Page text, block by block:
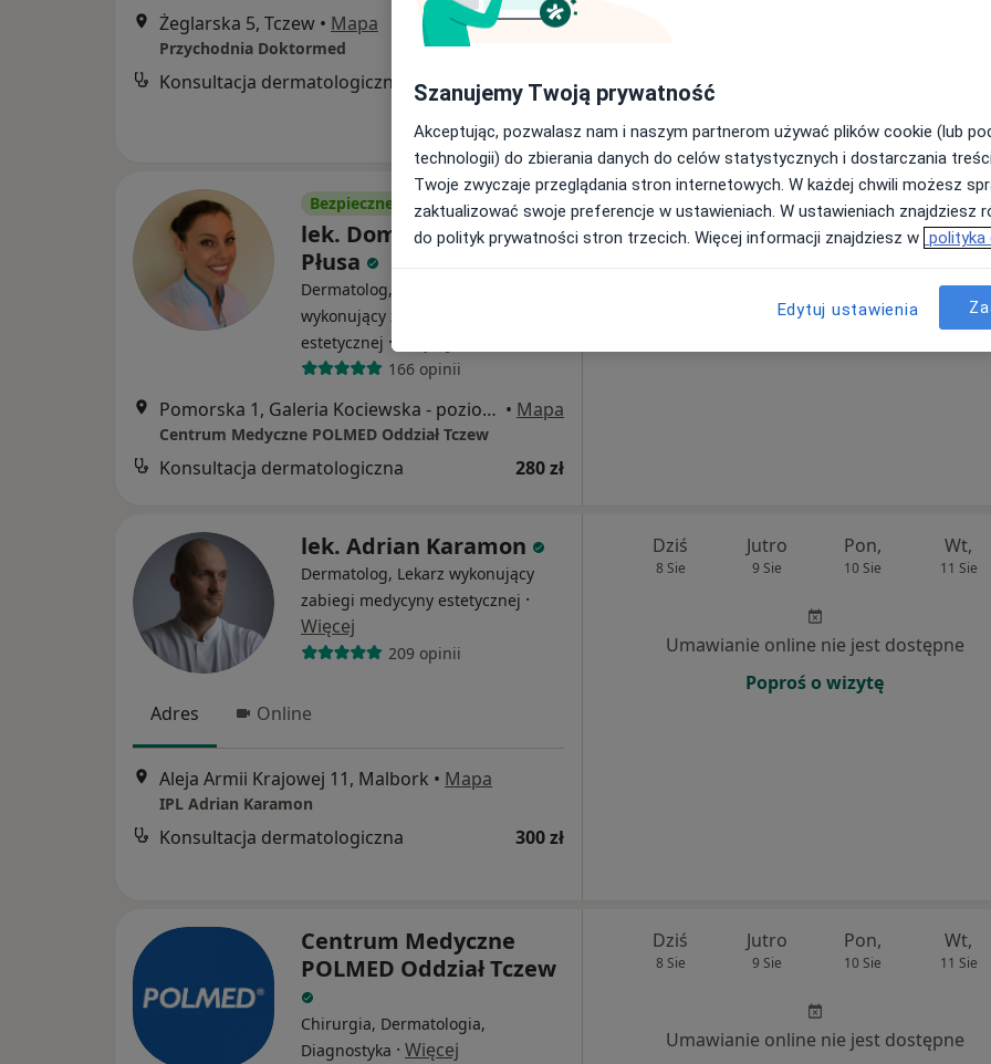
Żeglarska 5, Tczew • Mapa
Przychodnia Doktormed
Konsultacja dermatologiczna 250 zł
Bezpieczne płatności
lek. Dominika Perron-
Płusa
Dermatolog, Wenerolog, Lekarz
wykonujący zabiegi medycyny
estetycznej ·
166 opinii
Pomorska 1, Galeria Kociewska - poziom 2, Tczew • Mapa
Centrum Medyczne POLMED Oddział Tczew
Konsultacja dermatologiczna 280 zł
Dziś Jutro Pon, Wt,
11 Sie
Umawianie online nie jest dostępne
lek. Adrian Karamon
Dermatolog, Lekarz wykonujący
zabiegi medycyny estetycznej ·
Więcej
209 opinii
Adres Online
Aleja Armii Krajowej 11, Malbork • Mapa
IPL Adrian Karamon
Konsultacja dermatologiczna 300 zł
Dziś
8 Sie
Jutro
9 Sie
Pon,
10 Sie
Wt,
11 Sie
Umawianie online nie jest dostępne
Poproś o wizytę
Centrum Medyczne
POLMED Oddział Tczew
Chirurgia, Dermatologia,
Diagnostyka · Więcej
Dziś
8 Sie
Jutro
9 Sie
Pon,
10 Sie
Wt,
11 Sie
Umawianie online nie jest dostępne
Szanujemy Twoją prywatność
Akceptując, pozwalasz nam i naszym partnerom używać plików cookie (lub
technologii) do zbierania danych do celów statystycznych i dostarczania
Twoje zwyczaje przeglądania stron internetowych. W każdej chwili możesz
zaktualizować swoje preferencje w ustawieniach. W ustawieniach znajdziesz
do polityk prywatności stron trzecich. Więcej informacji znajdziesz w polityka
Edytuj ustawienia